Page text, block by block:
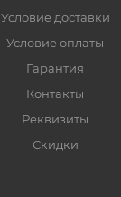
Условие доставки
Условие оплаты
Гарантия
Контакты
Реквизиты
Скидки